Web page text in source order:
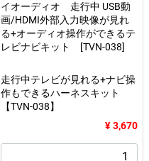
イオーディオ 走行中 USB動
画/HDMI外部入力映像が見れ
る+オーディオ操作ができるテ
レビナビキット [TVN-038]
走行中テレビが見れる+ナビ操
作もできるハーネスキット
【TVN-038】
¥ 3,670